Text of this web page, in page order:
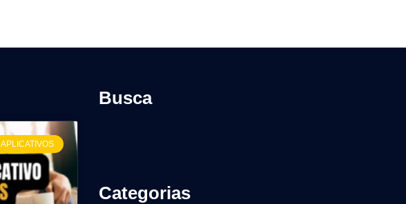
APLICATIVOS
Busca
Categorias